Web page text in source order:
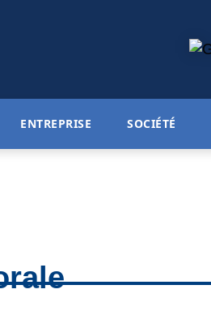
ENTREPRISE SOCIÉTÉ